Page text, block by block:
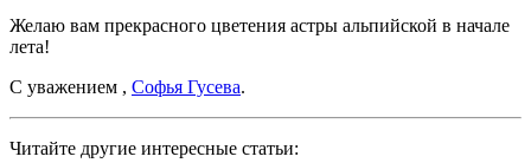
Желаю вам прекрасного цветения астры альпийской в начале
лета!
С уважением , Софья Гусева.
Читайте другие интересные статьи: